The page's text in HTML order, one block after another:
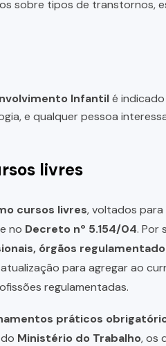
sobre tipos de transtornos,
Infantilé indicado
e qualquer pessoa
livres
cursos livres, voltados
no Decreto nº 5.154/04. Por
órgãos
para agregar ao
regulamentadas.
práticos
Ministério do Trabalho, os